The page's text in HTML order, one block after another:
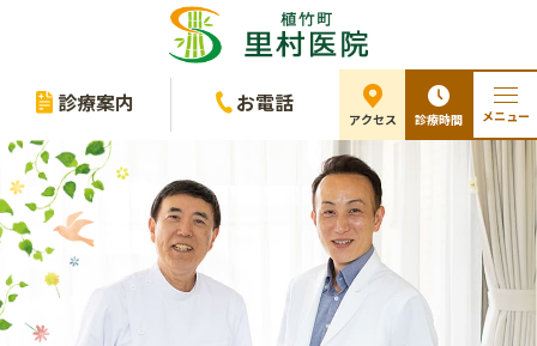
診療案内 お電話
診療時間
アクセス メニュー